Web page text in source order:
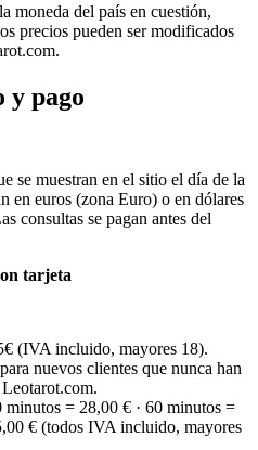
moneda del país en cuestión,
precios pueden ser modificados
pago
se muestran en el sitio el día de la
en euros (zona Euro) o en dólares
consultas se pagan antes del
tarjeta
(IVA incluido, mayores 18).
nuevos clientes que nunca han
minutos = 28,00 € · 60 minutos =
€ (todos IVA incluido, mayores